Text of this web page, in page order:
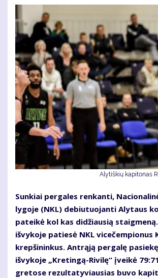
Alytiškių kapitonas
Sunkiai pergales renkanti,
lygoje (NKL) debiutuojanti Alytaus
pateikė kol kas didžiausią
išvykoje patiesė NKL vicečempionus
krepšininkus. Antrąją pergalę
išvykoje „Kretingą-Rivilę“ įveikė
gretose rezultatyviausias buvo